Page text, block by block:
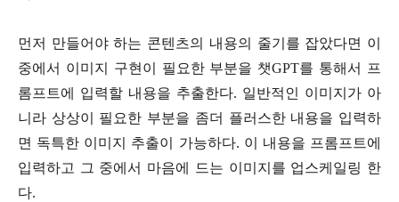
먼저 만들어야 하는 콘텐츠의 내용의 줄기를 잡았다면 이
중에서 이미지 구현이 필요한 부분을 챗GPT를 통해서 프
롬프트에 입력할 내용을 추출한다. 일반적인 이미지가 아
니라 상상이 필요한 부분을 좀더 플러스한 내용을 입력하
면 독특한 이미지 추출이 가능하다. 이 내용을 프롬프트에
입력하고 그 중에서 마음에 드는 이미지를 업스케일링 한
다.